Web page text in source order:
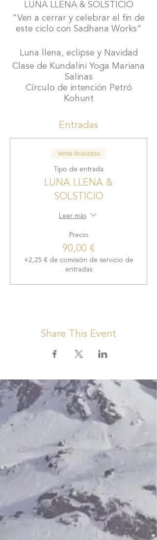
LUNA LLENA & SOLSTICIO
"Ven a cerrar y celebrar el fin de
este ciclo con Sadhana Works"
Luna llena, eclipse y Navidad
Clase de Kundalini Yoga Mariana
Salinas
Círculo de intención Petró
Kohunt
prosperidad
Sangeet Joti
90€
Entradas
Venta finalizada
Tipo de entrada
LUNA LLENA &
SOLSTICIO
Leer más
Precio
90,00 €
+2,25 € de comisión de servicio de
entradas
Share This Event